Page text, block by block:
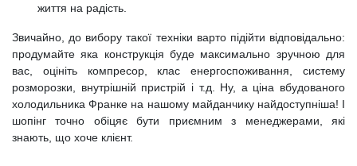
життя на радість.
Звичайно, до вибору такої техніки варто підійти відповідально:
продумайте яка конструкція буде максимально зручною для
вас, оцініть компресор, клас енергоспоживання, систему
розморозки, внутрішній пристрій і т.д. Ну, а ціна вбудованого
холодильника Франке на нашому майданчику найдоступніша! І
шопінг точно обіцяє бути приємним з менеджерами, які
знають, що хоче клієнт.